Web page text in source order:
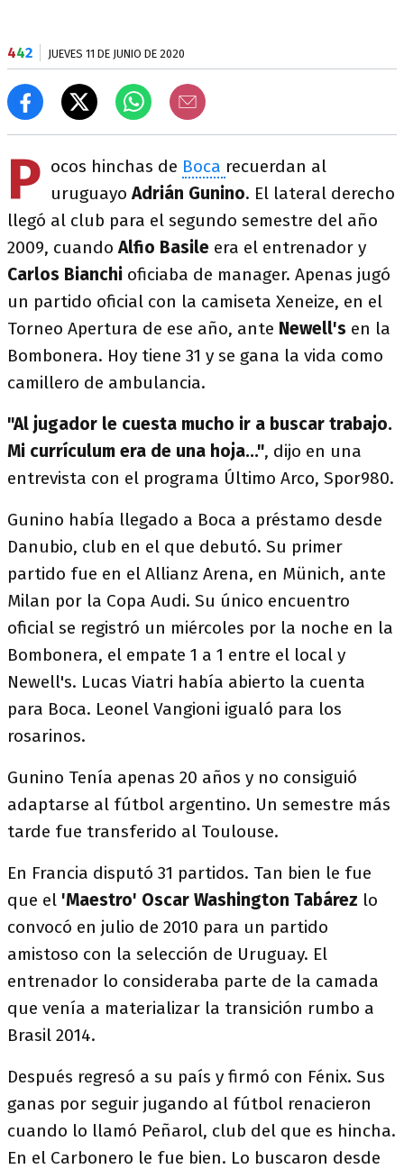
442 JUEVES 11 DE JUNIO DE 2020
P ocos hinchas de Boca recuerdan al
uruguayoAdrián Gunino. El lateral derecho
llegó al club para el segundo semestre del año
2009, cuandoAlfio Basile era el entrenador y
Carlos Bianchi oficiaba de manager. Apenas jugó
un partido oficial con la camiseta Xeneize, en el
Torneo Apertura de ese año, ante Newell's en la
Bombonera. Hoy tiene 31 y se gana la vida como
camillero de ambulancia.
"Al jugador le cuesta mucho ir a buscar trabajo.
Mi currículum era de una hoja...", dijo en una
entrevista con el programa Último Arco, Spor980.
Gunino había llegado a Boca a préstamo desde
Danubio, club en el que debutó. Su primer
partido fue en el Allianz Arena, en Münich, ante
Milan por la Copa Audi. Su único encuentro
oficial se registró un miércoles por la noche en la
Bombonera, el empate 1 a 1 entre el local y
Newell's. Lucas Viatri había abierto la cuenta
para Boca. Leonel Vangioni igualó para los
rosarinos.
Gunino Tenía apenas 20 años y no consiguió
adaptarse al fútbol argentino. Un semestre más
tarde fue transferido al Toulouse.
En Francia disputó 31 partidos. Tan bien le fue
que el 'Maestro' Oscar Washington Tabárez lo
convocó en julio de 2010 para un partido
amistoso con la selección de Uruguay. El
entrenador lo consideraba parte de la camada
que venía a materializar la transición rumbo a
Brasil 2014.
Después regresó a su país y firmó con Fénix. Sus
ganas por seguir jugando al fútbol renacieron
cuando lo llamó Peñarol, club del que es hincha.
En el Carbonero le fue bien. Lo buscaron desde